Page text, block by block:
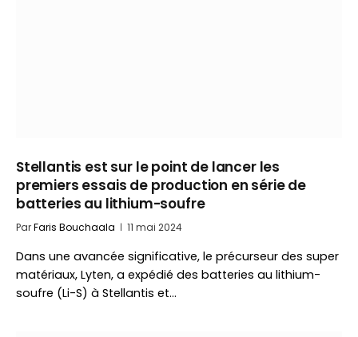
Stellantis est sur le point de lancer les
premiers essais de production en série de
batteries au lithium-soufre
ParFaris Bouchaala 11 mai 2024
Dans une avancée significative, le précurseur des super
matériaux, Lyten, a expédié des batteries au lithium-
soufre (Li-S) à Stellantis et…